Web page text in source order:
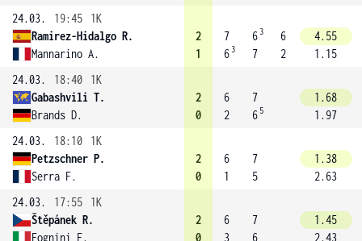
24.03.
19:45
1K
Ramirez-Hidalgo R.
Mannarino A.
2
1
7
6 3
6 3
7
6
2
4.55
1.15
24.03.
18:40
1K
Gabashvili T.
Brands D.
2
0
6
2
7
6 5
1.68
1.97
24.03.
18:10
1K
Petzschner P.
Serra F.
2
0
6
1
7
5
1.38
2.63
24.03.
17:55
1K
Štěpánek R.
Fognini F.
2
0
6
3
7
6
1.45
2.43